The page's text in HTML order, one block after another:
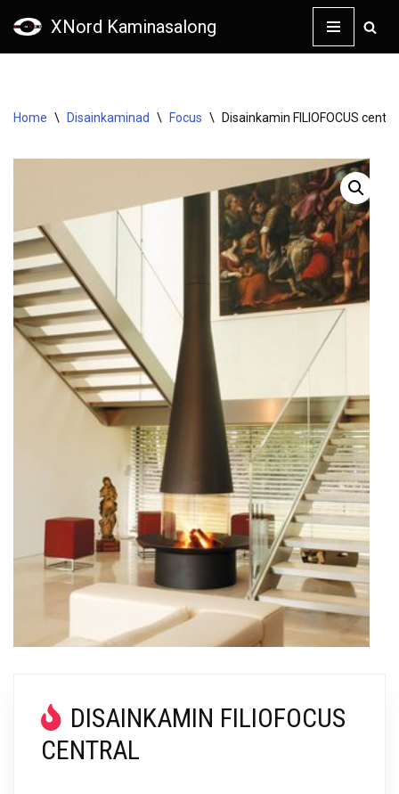
XNord Kaminasalong
Home \ Disainkaminad \ Focus \ Disainkamin FILIOFOCUS
DISAINKAMIN FILIOFOCUS
CENTRAL